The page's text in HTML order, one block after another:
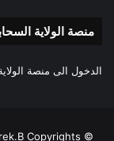
منصة الولاية
الدخول الى منصة
Copyrights ©